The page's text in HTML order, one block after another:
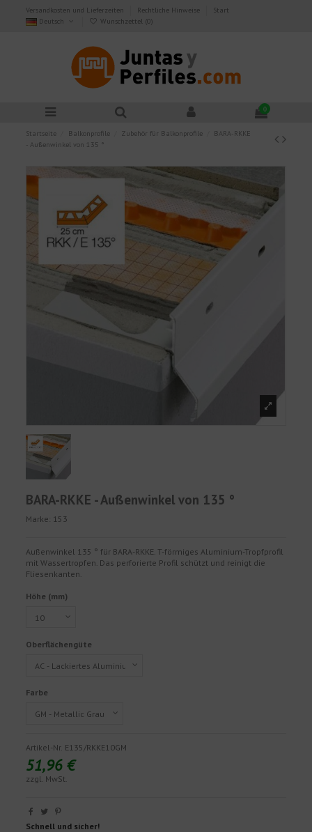
Versandkosten und Lieferzeiten Rechtliche Hinweise
Start
Deutsch
Wunschzettel (0)
0
Startseite Balkonprofile Zubehör für Balkonprofile
BARA-RKKE
- Außenwinkel von 135 °
BARA-RKKE - Außenwinkel von 135 °
Marke: 153
Außenwinkel 135 ° für BARA-RKKE. T-förmiges Aluminium-Tropfprofil
mit Wassertropfen. Das perforierte Profil schützt und reinigt die
Fliesenkanten.
Höhe (mm)
Oberflächengüte
Farbe
Artikel-Nr. E135/RKKE10GM
51,96 €
zzgl. MwSt.
Schnell und sicher!